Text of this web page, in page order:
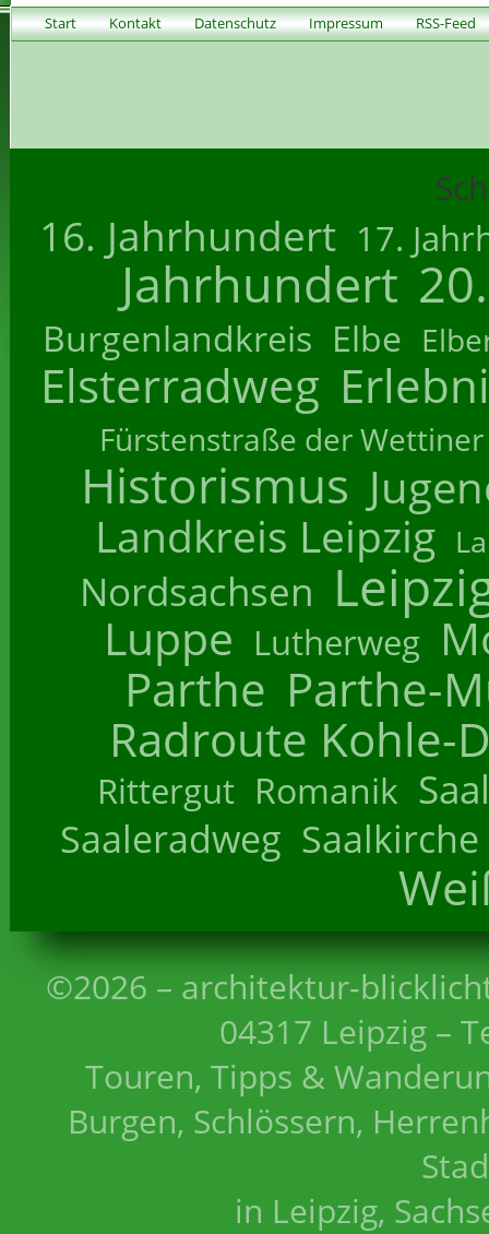
Start Kontakt Datenschutz Impressum RSS-Feed
16. Jahrhundert 17.
Jahrhundert
Burgenlandkreis Elbe
Elsterradweg
Fürstenstraße der Wettiner
Historismus
Landkreis Leipzig
Nordsachsen
Luppe Lutherweg
Parthe Parthe-
Radroute Kohle-
Rittergut Romanik
Saaleradweg Saalkirche
©2026 – architektur-
04317 Leipzig –
Touren, Tipps &
Burgen, Schlössern,
in Leipzig,